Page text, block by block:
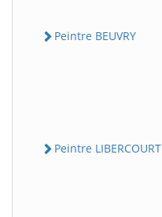
Peintre BEUVRY
Peintre LIBERCOURT